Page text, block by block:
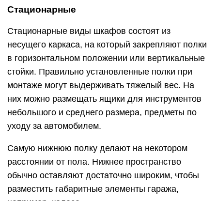
Стационарные
Стационарные виды шкафов состоят из
несущего каркаса, на который закрепляют полки
в горизонтальном положении или вертикальные
стойки. Правильно установленные полки при
монтаже могут выдерживать тяжелый вес. На
них можно размещать ящики для инструментов
небольшого и среднего размера, предметы по
уходу за автомобилем.
Самую нижнюю полку делают на некотором
расстоянии от пола. Нижнее пространство
обычно оставляют достаточно широким, чтобы
разместить габаритные элементы гаража,